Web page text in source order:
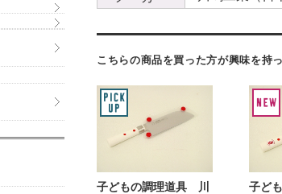
こちらの商品を買った方が興味を持
子どもの調理道具 川
子ど